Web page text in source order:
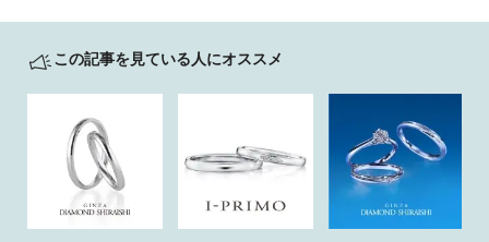
この記事を見ている人にオススメ